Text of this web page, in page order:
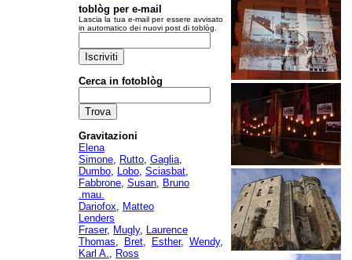
toblòg per e-mail
Lascia la tua e-mail per essere avvisato
in automatico dei nuovi post di toblòg.
Cerca in fotoblòg
Gravitazioni
Elena
Simone, Rutto, Gaglia,
Dumbo, Lobo, Sciasbat,
Fabbrone, Susan, Bruno
.mau.
Dariofox, Matteo
Lenders
Fraser, Mugly, Laurence
Thomas, Bret, Esther, Wendy,
Karl A., Ross